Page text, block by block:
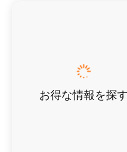
お得な情報を探す